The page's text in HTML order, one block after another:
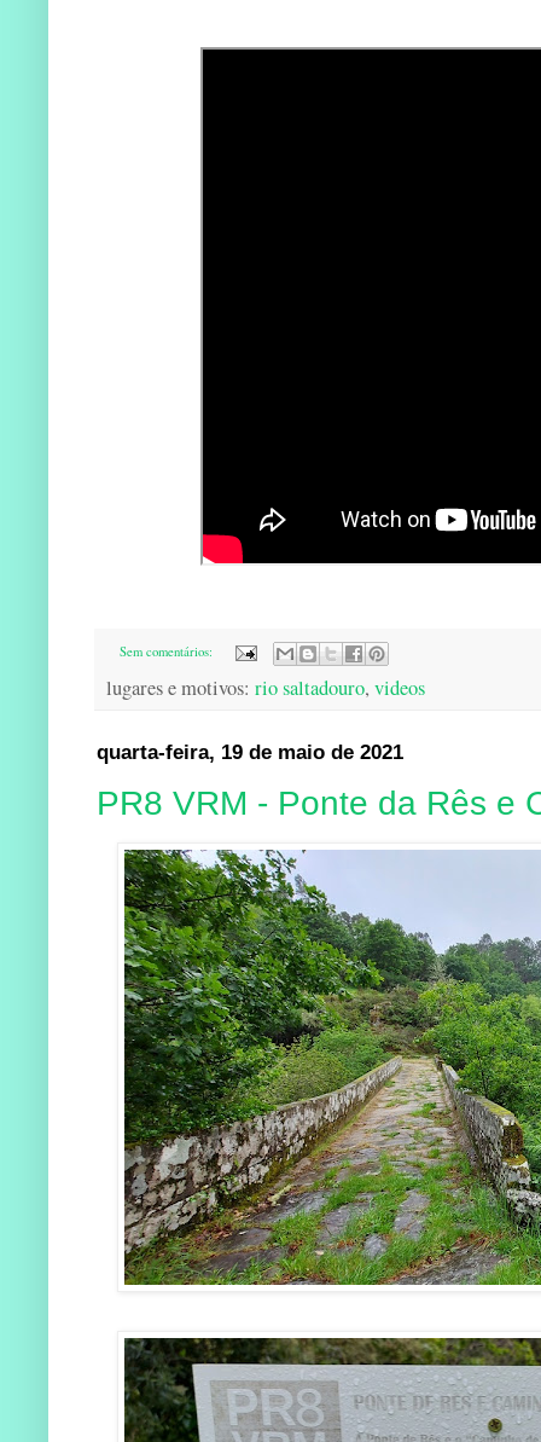
Sem comentários:
lugares e motivos: rio saltadouro, videos
quarta-feira, 19 de maio de 2021
PR8 VRM - Ponte da Rês e